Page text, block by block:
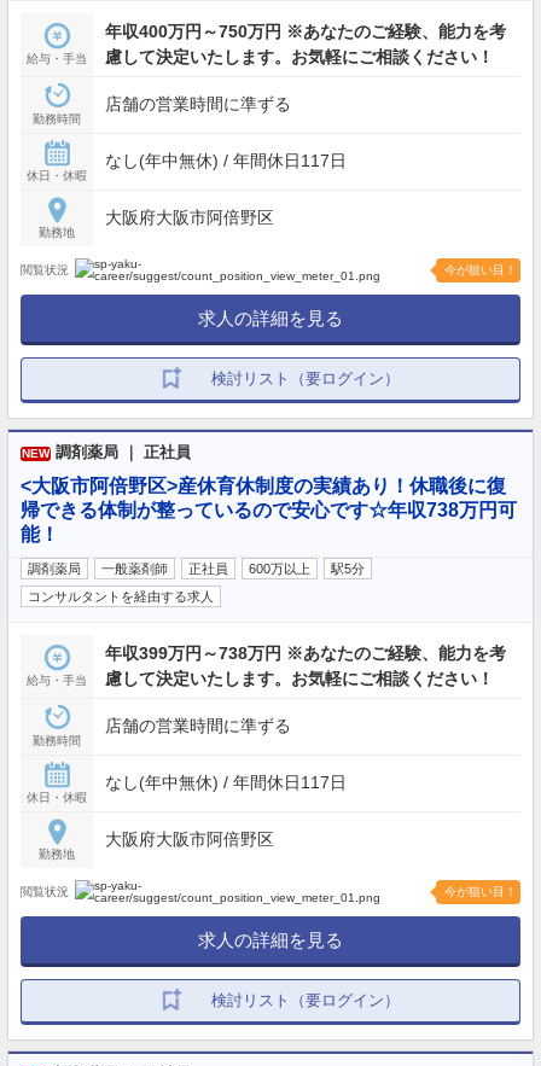
給与・手当
年収400万円～750万円 ※あなたのご経験、能力を考
慮して決定いたします。お気軽にご相談ください！
勤務時間
店舗の営業時間に準ずる
休日・休暇
なし(年中無休) / 年間休日117日
勤務地
大阪府大阪市阿倍野区
閲覧状況 今が狙い目！
求人の詳細を見る
検討リスト（要ログイン）
NEW 調剤薬局 ｜ 正社員
<大阪市阿倍野区>産休育休制度の実績あり！休職後に復
帰できる体制が整っているので安心です☆年収738万円可
能！
調剤薬局 一般薬剤師 正社員 600万以上
駅5分
コンサルタントを経由する求人
給与・手当
年収399万円～738万円 ※あなたのご経験、能力を考
慮して決定いたします。お気軽にご相談ください！
勤務時間
店舗の営業時間に準ずる
休日・休暇
なし(年中無休) / 年間休日117日
勤務地
大阪府大阪市阿倍野区
閲覧状況 今が狙い目！
求人の詳細を見る
検討リスト（要ログイン）